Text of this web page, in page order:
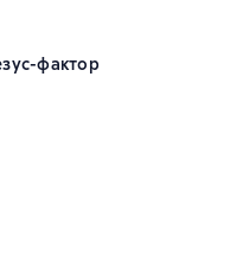
фактор
3,5 на основе 20 оценок